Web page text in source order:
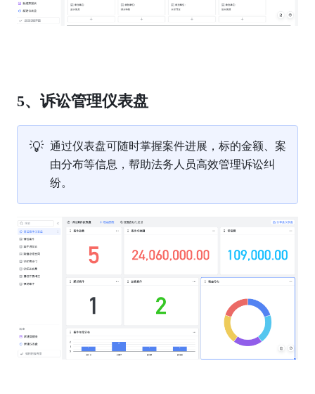
5、诉讼管理仪表盘
💡 通过仪表盘可随时掌握案件进展，标的金额、案
由分布等信息，帮助法务人员高效管理诉讼纠
纷。